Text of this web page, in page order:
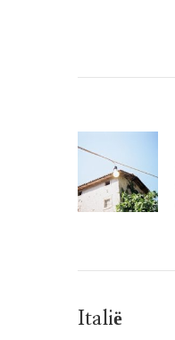
Italië